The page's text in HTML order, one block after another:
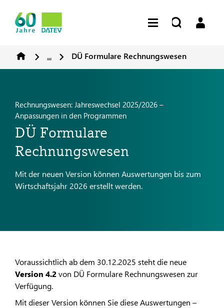
... DÜ Formulare Rechnungswesen
Rechnungswesen: Jahreswechsel 2025/2026 –
Anpassungen in den Programmen
DÜ Formulare
Rechnungswesen
Mit der neuen Version können Auswertungen bis zum
Wirtschaftsjahr 2026 erstellt werden.
Voraussichtlich ab dem 30.12.2025 steht die neue
Version 4.2von DÜ Formulare Rechnungswesen zur
Verfügung.
Mit dieser Version können Sie diese Auswertungen –